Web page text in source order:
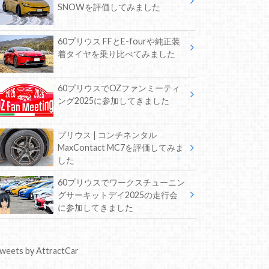
SNOWを評価してみました
60プリウス FFとE-fourや純正装
着タイヤを乗り比べてみました
60プリウスでOZファンミーティ
ング2025に参加してきました
プリウス | コンチネンタル
MaxContact MC7を評価してみま
した
60プリウスでワークスチューニン
グサーキットデイ2025の走行会
に参加してきました
by AttractCar